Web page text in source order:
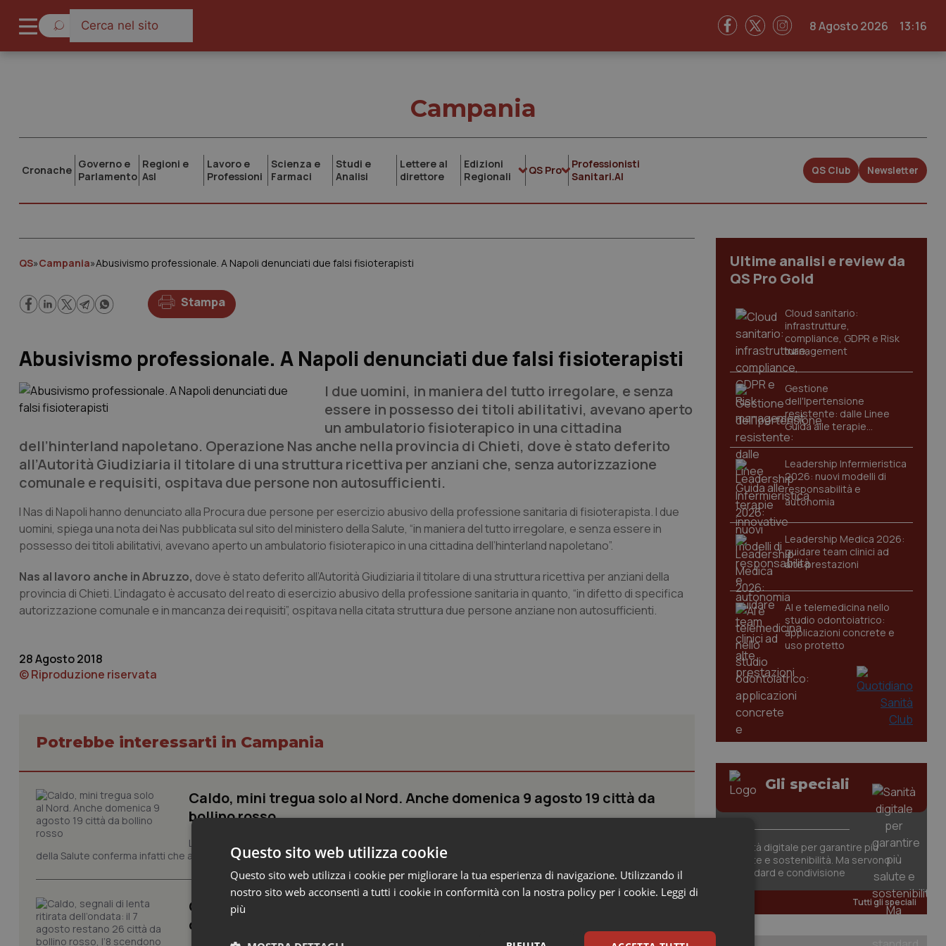
8 Agosto 2026 13:16
Campania
Cronache Governo e
Parlamento
Regioni e
Asl
Lavoro e
Professioni
Scienza e
Farmaci
Studi e
Analisi
Lettere al
direttore
Edizioni
Regionali
QS Pro
Professionisti
Sanitari.AI
QS Club Newsletter
QS»Campania»Abusivismo professionale. A Napoli denunciati due falsi fisioterapisti
Stampa
Abusivismo professionale. A Napoli denunciati due falsi fisioterapisti
I due uomini, in maniera del tutto irregolare, e senza
essere in possesso dei titoli abilitativi, avevano aperto
un ambulatorio fisioterapico in una cittadina
dell’hinterland napoletano. Operazione Nas anche nella provincia di Chieti, dove è stato deferito
all’Autorità Giudiziaria il titolare di una struttura ricettiva per anziani che, senza autorizzazione
comunale e requisiti, ospitava due persone non autosufficienti.
I Nas di Napoli hanno denunciato alla Procura due persone per esercizio abusivo della professione sanitaria di fisioterapista. I due
uomini, spiega una nota dei Nas pubblicata sul sito del ministero della Salute, “in maniera del tutto irregolare, e senza essere in
possesso dei titoli abilitativi, avevano aperto un ambulatorio fisioterapico in una cittadina dell’hinterland napoletano”.
Nas al lavoro anche in Abruzzo, dove è stato deferito all’Autorità Giudiziaria il titolare di una struttura ricettiva per anziani della
provincia di Chieti. L’indagato è accusato del reato di esercizio abusivo della professione sanitaria in quanto, “in difetto di specifica
autorizzazione comunale e in mancanza dei requisiti”, ospitava nella citata struttura due persone anziane non autosufficienti.
28 Agosto 2018
© Riproduzione riservata
Potrebbe interessarti in Campania
Caldo, mini tregua solo al Nord. Anche domenica 9 agosto 19 città da
bollino rosso
La quarta ondata di calore continua a interessare gran parte dell'Italia. Il nuovo bollettino del Ministero
della Salute conferma infatti che anche domenica 9 agosto saranno 19 le città contrassegnate...
Caldo, segnali di lenta ritirata dell’ondata: il 7 agosto restano 26 città
da bollino rosso, l’8 scendono a 19
Ultime analisi e review da
QS Pro Gold
Cloud sanitario:
infrastrutture,
compliance, GDPR e Risk
management
Gestione
dell'Ipertensione
resistente: dalle Linee
Guida alle terapie
innovative
Leadership Infermieristica
2026: nuovi modelli di
responsabilità e
autonomia
Leadership Medica 2026:
guidare team clinici ad
alte prestazioni
AI e telemedicina nello
studio odontoiatrico:
applicazioni concrete e
uso protetto
Gli speciali
Sanità digitale per garantire più
salute e sostenibilità. Ma servono
standard e condivisione
Tutti gli speciali
Questo sito web utilizza cookie
Questo sito web utilizza i cookie per migliorare la tua esperienza di navigazione. Utilizzando il
nostro sito web acconsenti a tutti i cookie in conformità con la nostra policy per i cookie. Leggi di
più